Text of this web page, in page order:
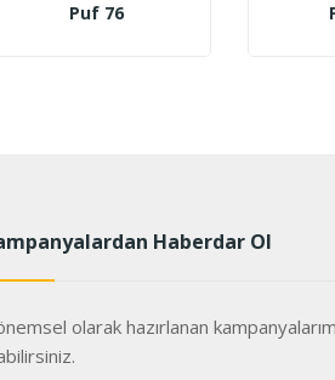
Puf 76
Haberdar Ol
olarak hazırlanan